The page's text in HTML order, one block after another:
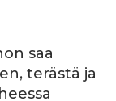
saa
terästä ja